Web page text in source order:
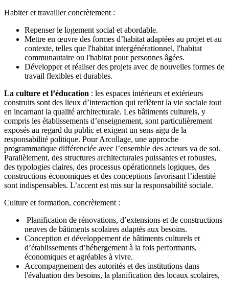
Habiter et travailler concrètement :
Repenser le logement social et abordable.
Mettre en œuvre des formes d’habitat adaptées au projet et au
contexte, telles que l'habitat intergénérationnel, l'habitat
communautaire ou l'habitat pour personnes âgées.
Développer et réaliser des projets avec de nouvelles formes de
travail flexibles et durables.
La culture et l’éducation : les espaces intérieurs et extérieurs
construits sont des lieux d’interaction qui reflètent la vie sociale tout
en incarnant la qualité architecturale. Les bâtiments culturels, y
compris les établissements d’enseignement, sont particulièrement
exposés au regard du public et exigent un sens aigu de la
responsabilité politique. Pour Arcollage, une approche
programmatique différenciée avec l’ensemble des acteurs va de soi.
Parallèlement, des structures architecturales puissantes et robustes,
des typologies claires, des processus opérationnels logiques, des
constructions économiques et des conceptions favorisant l’identité
sont indispensables. L’accent est mis sur la responsabilité sociale.
Culture et formation, concrètement :
Planification de rénovations, d’extensions et de constructions
neuves de bâtiments scolaires adaptés aux besoins.
Conception et développement de bâtiments culturels et
d’établissements d’hébergement à la fois performants,
économiques et agréables à vivre.
Accompagnement des autorités et des institutions dans
l'évaluation des besoins, la planification des locaux scolaires,